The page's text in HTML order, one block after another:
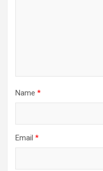
Name *
Email *